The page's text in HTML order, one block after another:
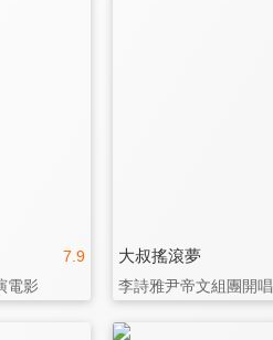
7.9
電影
大叔搖滾夢
李詩雅尹帝文組團開唱